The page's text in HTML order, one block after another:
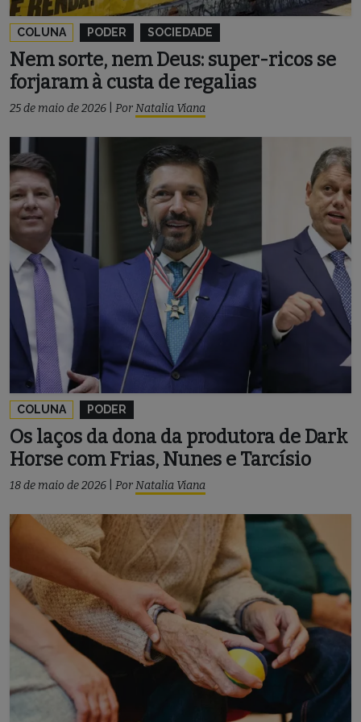
COLUNA PODER SOCIEDADE
Nem sorte, nem Deus: super-ricos se
forjaram à custa de regalias
25 de maio de 2026 PorNatalia Viana
COLUNA PODER
Os laços da dona da produtora de Dark
Horse com Frias, Nunes e Tarcísio
18 de maio de 2026 PorNatalia Viana